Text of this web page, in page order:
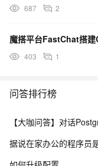
687 2
魔搭平台FastChat搭建
403 1
问答排行榜
据说在家办公的程序员